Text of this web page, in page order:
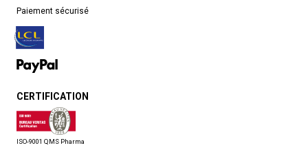
Paiement sécurisé
CERTIFICATION
ISO-9001 QMS Pharma